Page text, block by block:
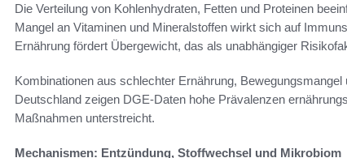
Die Verteilung von Kohlenhydraten, Fetten und Proteinen
Mangel an Vitaminen und Mineralstoffen wirkt sich auf
Ernährung fördert Übergewicht, das als unabhängiger
Kombinationen aus schlechter Ernährung,
Deutschland zeigen DGE-Daten hohe Prävalenzen
Maßnahmen unterstreicht.
Mechanismen: Entzündung, Stoffwechsel und Mikrobiom